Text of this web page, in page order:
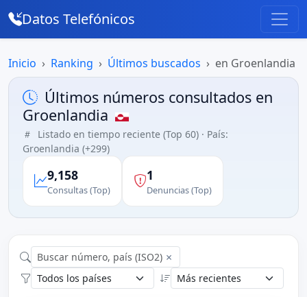
Datos Telefónicos
Inicio Ranking Últimos buscados en Groenlandia
Últimos números consultados en
Groenlandia
Listado en tiempo reciente (Top 60) · País:
Groenlandia (+299)
9,158
Consultas (Top)
1
Denuncias (Top)
×